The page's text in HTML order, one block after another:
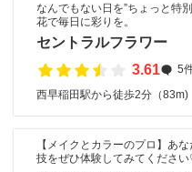
なんでもない日を”ちょっと特
花で毎日に彩りを。
セントラルフラワー
3.61
5
西早稲田駅から徒歩2分（83m)
【メイクとカラーのプロ】あ
技をぜひ体験してみてくださ